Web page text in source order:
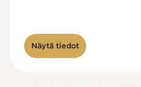
Näytä tiedot